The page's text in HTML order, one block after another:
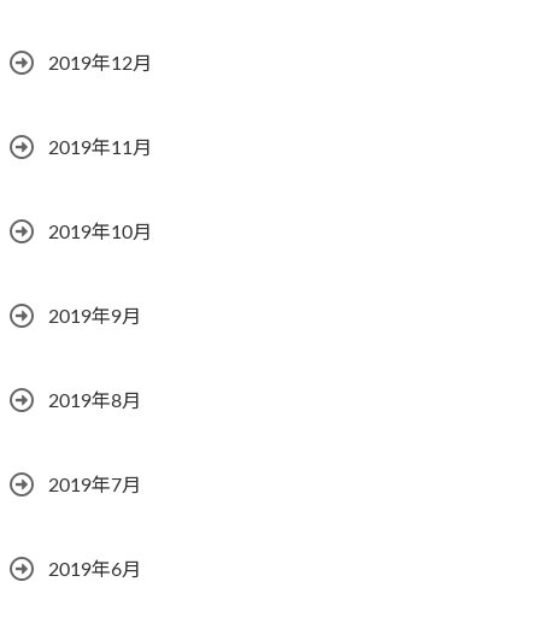
2019年12月
2019年11月
2019年10月
2019年9月
2019年8月
2019年7月
2019年6月